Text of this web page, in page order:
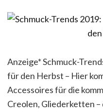
Anzeige* Schmuck-
für den Herbst – Hier
Accessoires für die
Creolen, Gliederketten